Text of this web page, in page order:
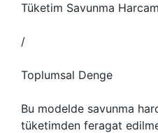
Tüketim Savunma
/
Toplumsal Denge
Bu modelde savunma
tüketimden feragat